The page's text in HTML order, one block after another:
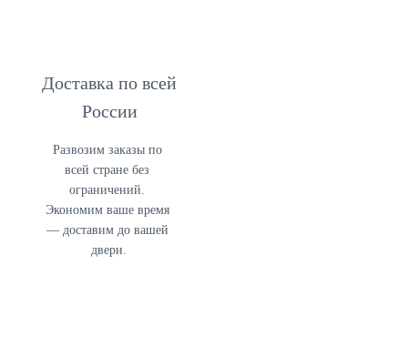
Доставка по всей
России
Развозим заказы по
всей стране без
ограничений.
Экономим ваше время
— доставим до вашей
двери.